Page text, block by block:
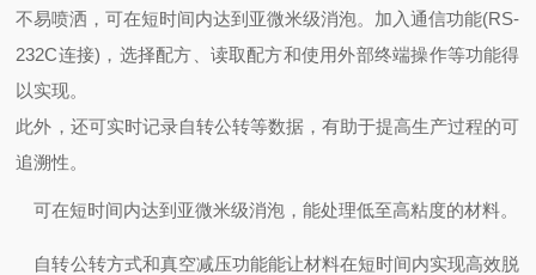
不易喷洒，可在短时间内达到亚微米级消泡。 加入通信功能(RS-
232C连接)，选择配方、读取配方和使用外部终端操作等功能得
以实现。
此外，还可实时记录自转公转等数据，有助于提高生产过程的可
追溯性。
可在短时间内达到亚微米级消泡，能处理低至高粘度的材料。
自转公转方式和真空减压功能能让材料在短时间内实现高效脱